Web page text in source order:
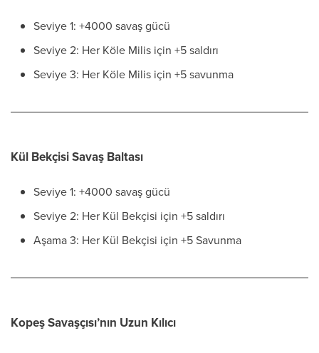
Seviye 1: +4000 savaş gücü
Seviye 2: Her Köle Milis için +5 saldırı
Seviye 3: Her Köle Milis için +5 savunma
Kül Bekçisi Savaş Baltası
Seviye 1: +4000 savaş gücü
Seviye 2: Her Kül Bekçisi için +5 saldırı
Aşama 3: Her Kül Bekçisi için +5 Savunma
Kopeş Savaşçısı’nın Uzun Kılıcı